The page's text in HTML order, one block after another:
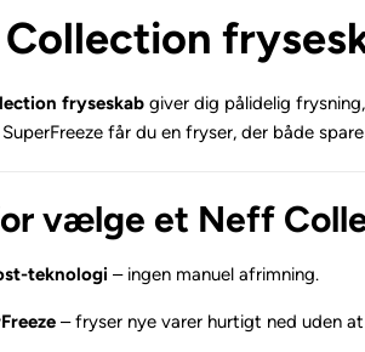
fryseskab giver dig pålidelig
får du en fryser, der både
vælge et Neff
teknologi – ingen manuel afrimning.
– fryser nye varer hurtigt ned uden